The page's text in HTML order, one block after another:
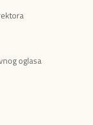
oglasa